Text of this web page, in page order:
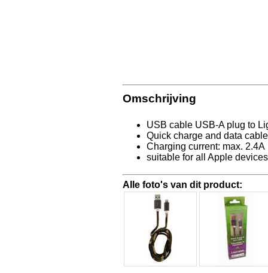
Omschrijving
USB cable USB-A plug to
Quick charge and data cable
Charging current: max. 2.4A
suitable for all Apple
Alle foto's van dit product: